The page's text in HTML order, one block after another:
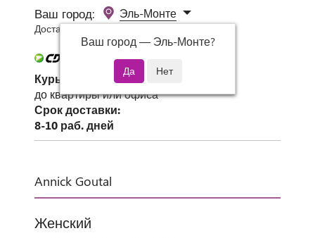
Ваш город:
Эль-Монте
Ваш город — Эль-Монте?
Доставка 0 руб при заказе от 3000 руб.
Курьер СДЭК
до квартиры или офиса
Срок доставки:
8-10 раб. дней
Annick Goutal
Женский